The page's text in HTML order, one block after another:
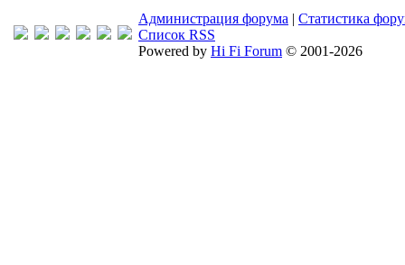
Администрация форума | Статистика
Список RSS
Powered by Hi Fi Forum © 2001-2026